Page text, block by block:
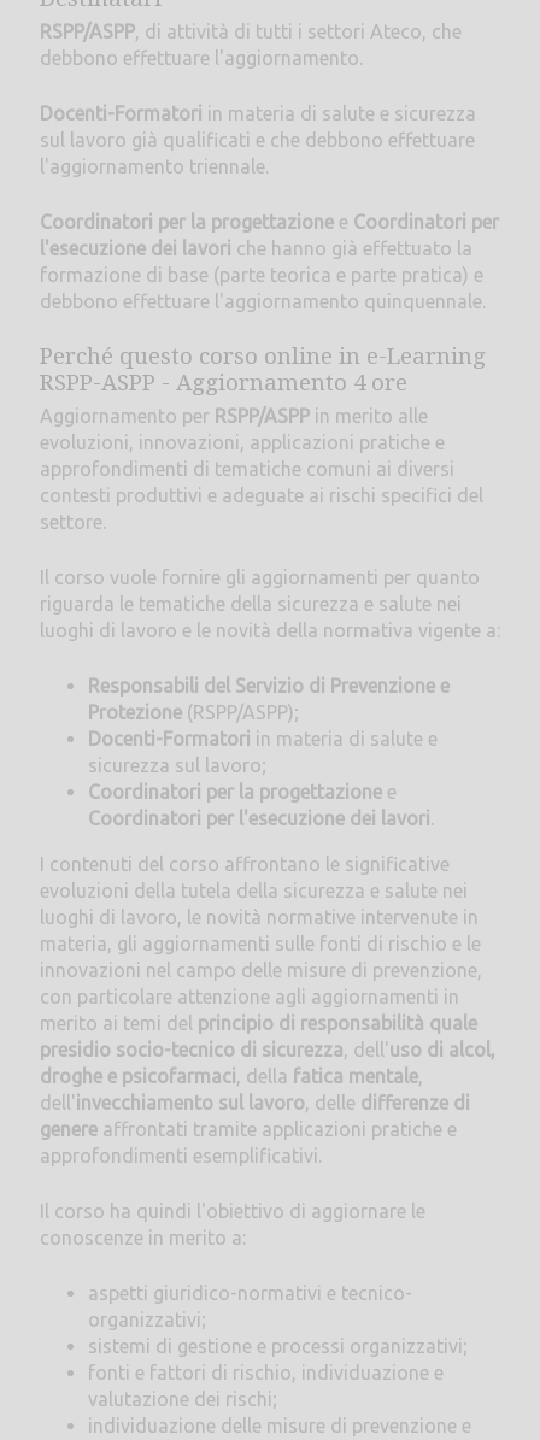
RSPP/ASPP, di attività di tutti i settori Ateco, che
debbono effettuare l'aggiornamento.
Docenti-Formatori in materia di salute e sicurezza
sul lavoro già qualificati e che debbono effettuare
l'aggiornamento triennale.
Coordinatori per la progettazionee Coordinatori per
l'esecuzione dei lavori che hanno già effettuato la
formazione di base (parte teorica e parte pratica) e
debbono effettuare l'aggiornamento quinquennale.
Perché questo corso online in e-Learning
RSPP-ASPP - Aggiornamento 4 ore
Aggiornamento per RSPP/ASPPin merito alle
evoluzioni, innovazioni, applicazioni pratiche e
approfondimenti di tematiche comuni ai diversi
contesti produttivi e adeguate ai rischi specifici del
settore.
Il corso vuole fornire gli aggiornamenti per quanto
riguarda le tematiche della sicurezza e salute nei
luoghi di lavoro e le novità della normativa vigente a:
Responsabili del Servizio di Prevenzione e
Protezione(RSPP/ASPP);
Docenti-Formatori in materia di salute e
sicurezza sul lavoro;
Coordinatori per la progettazionee
Coordinatori per l'esecuzione dei lavori.
I contenuti del corso affrontano le significative
evoluzioni della tutela della sicurezza e salute nei
luoghi di lavoro, le novità normative intervenute in
materia, gli aggiornamenti sulle fonti di rischio e le
innovazioni nel campo delle misure di prevenzione,
con particolare attenzione agli aggiornamenti in
merito ai temi del principio di responsabilità quale
presidio socio-tecnico di sicurezza, dell'uso di alcol,
droghe e psicofarmaci, della fatica mentale,
dell'invecchiamento sul lavoro, delle differenze di
genereaffrontati tramite applicazioni pratiche e
approfondimenti esemplificativi.
Il corso ha quindi l'obiettivo di aggiornare le
conoscenze in merito a:
aspetti giuridico-normativi e tecnico-
organizzativi;
sistemi di gestione e processi organizzativi;
fonti e fattori di rischio, individuazione e
valutazione dei rischi;
individuazione delle misure di prevenzione e